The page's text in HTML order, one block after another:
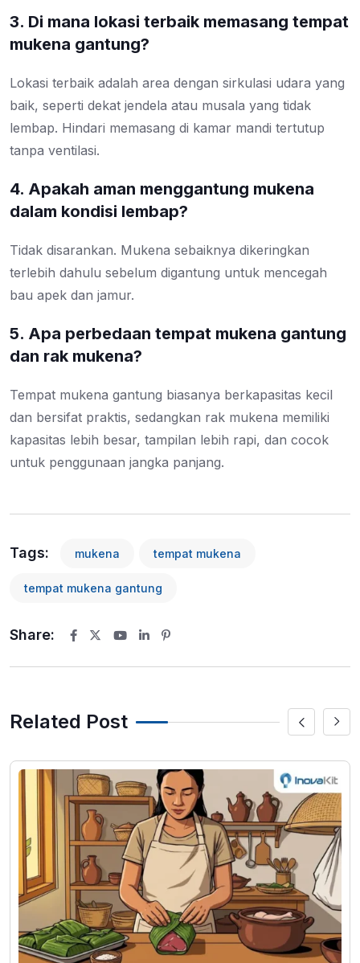
3. Di mana lokasi terbaik memasang tempat
mukena gantung?
Lokasi terbaik adalah area dengan sirkulasi udara yang
baik, seperti dekat jendela atau musala yang tidak
lembap. Hindari memasang di kamar mandi tertutup
tanpa ventilasi.
4. Apakah aman menggantung mukena
dalam kondisi lembap?
Tidak disarankan. Mukena sebaiknya dikeringkan
terlebih dahulu sebelum digantung untuk mencegah
bau apek dan jamur.
5. Apa perbedaan tempat mukena gantung
dan rak mukena?
Tempat mukena gantung biasanya berkapasitas kecil
dan bersifat praktis, sedangkan rak mukena memiliki
kapasitas lebih besar, tampilan lebih rapi, dan cocok
untuk penggunaan jangka panjang.
Tags: mukena tempat mukena
tempat mukena gantung
Share:
Youtube
LinkedIn
Related Post